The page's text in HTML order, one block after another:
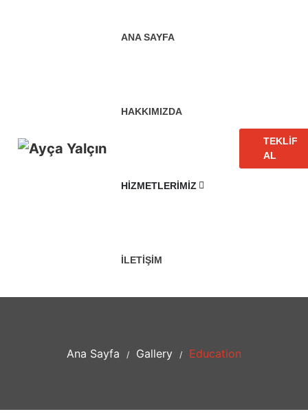
ANA SAYFA
HAKKIMIZDA
HIZMETLERIMIZ
İLETIŞIM
TEKLIF
AL
Ana Sayfa / Gallery / Education